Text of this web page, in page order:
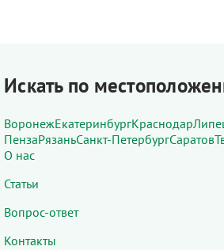
Искать по
ВоронежЕкатеринбургКраснодар
ПензаРязаньСанкт-ПетербургСаратов
О нас
Статьи
Вопрос-ответ
Контакты